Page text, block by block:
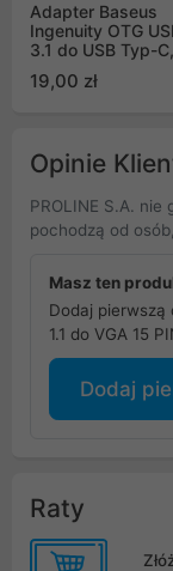
Adapter Baseus
Ingenuity OTG
3.1 do USB Typ-
Gbps - czarny
(ZJJQ000101)
19,00 zł
Opinie
PROLINE S.A.
pochodzą od
Masz ten
Dodaj pierwszą
1.1 do VGA 15
Dodaj
Raty